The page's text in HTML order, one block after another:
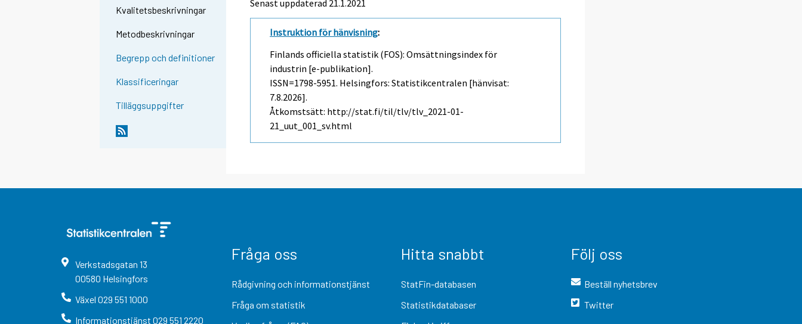
Kvalitetsbeskrivningar
Metodbeskrivningar
Begrepp och definitioner
Klassificeringar
Tilläggsuppgifter
Senast uppdaterad 21.1.2021
Instruktion för hänvisning:
Finlands officiella statistik (FOS): Omsättningsindex för
industrin [e-publikation].
ISSN=1798-5951. Helsingfors: Statistikcentralen [hänvisat:
7.8.2026].
Åtkomstsätt: http://stat.fi/til/tlv/tlv_2021-01-
21_uut_001_sv.html
Verkstadsgatan 13
00580 Helsingfors
Växel 029 551 1000
Informationstjänst 029 551 2220
Fråga oss
Rådgivning och informationstjänst
Fråga om statistik
Hitta snabbt
StatFin-databasen
Statistikdatabaser
Följ oss
Beställ nyhetsbrev
Twitter